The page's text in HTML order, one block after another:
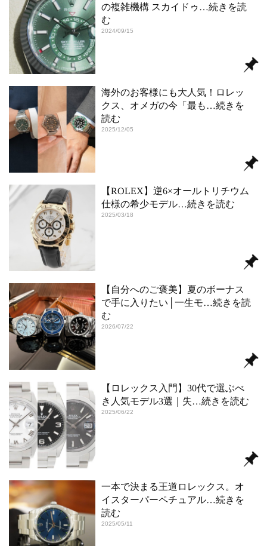
の複雑機構 スカイドゥ …続きを読
む
2024/09/15
海外のお客様にも大人気！ロレッ
クス、オメガの今「最も …続きを
読む
2025/12/05
【ROLEX】逆6×オールトリチウム
仕様の希少モデル…続きを読む
2025/03/18
【自分へのご褒美】夏のボーナス
で手に入りたい│一生モ…続きを読
む
2026/07/22
【ロレックス入門】30代で選ぶべ
き人気モデル3選｜失…続きを読む
2025/06/22
一本で決まる王道ロレックス。オ
イスターパーペチュアル…続きを
読む
2025/05/11